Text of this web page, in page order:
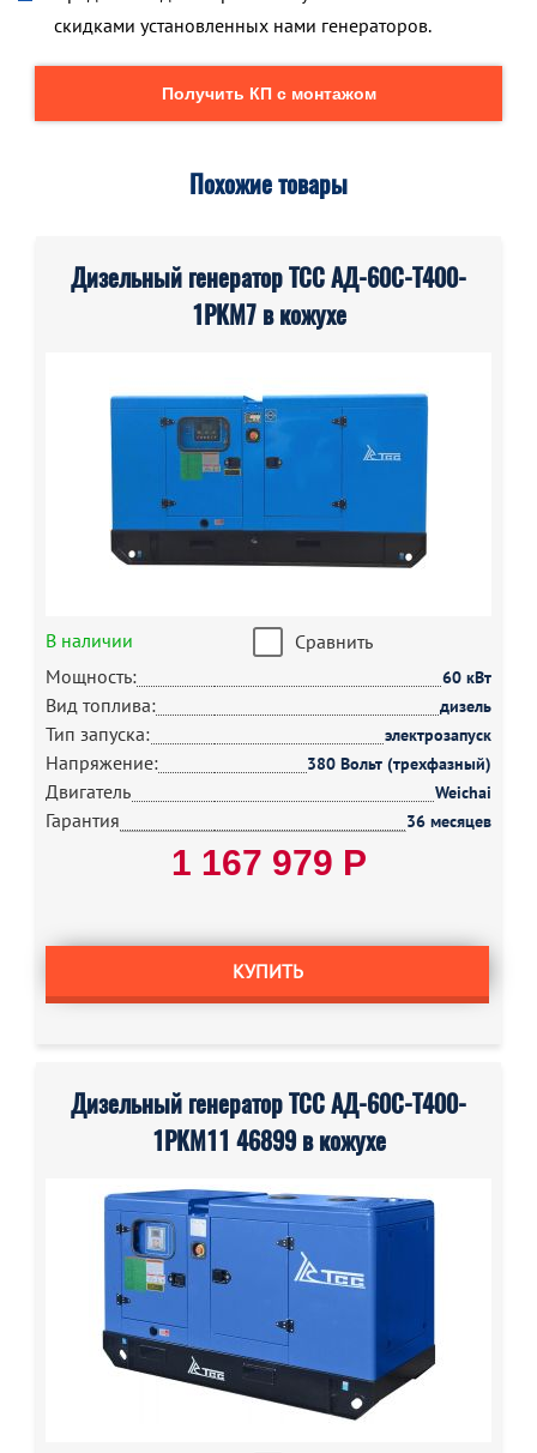
скидками установленных нами генераторов.
Получить КП с монтажом
Похожие товары
Дизельный генератор ТСС АД-60С-Т400-
1РКМ7 в кожухе
В наличии
Сравнить
Мощность:
60 кВт
Вид топлива: дизель
Тип запуска: электрозапуск
Напряжение: 380 Вольт (трехфазный)
Двигатель Weichai
Гарантия 36 месяцев
1 167 979 Р
КУПИТЬ
Дизельный генератор ТСС АД-60С-Т400-
1РКМ11 46899 в кожухе